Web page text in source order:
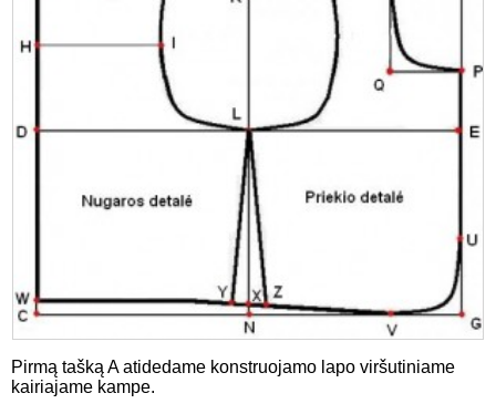
Pirmą tašką A atidedame konstruojamo lapo viršutiniame
kairiajame kampe.